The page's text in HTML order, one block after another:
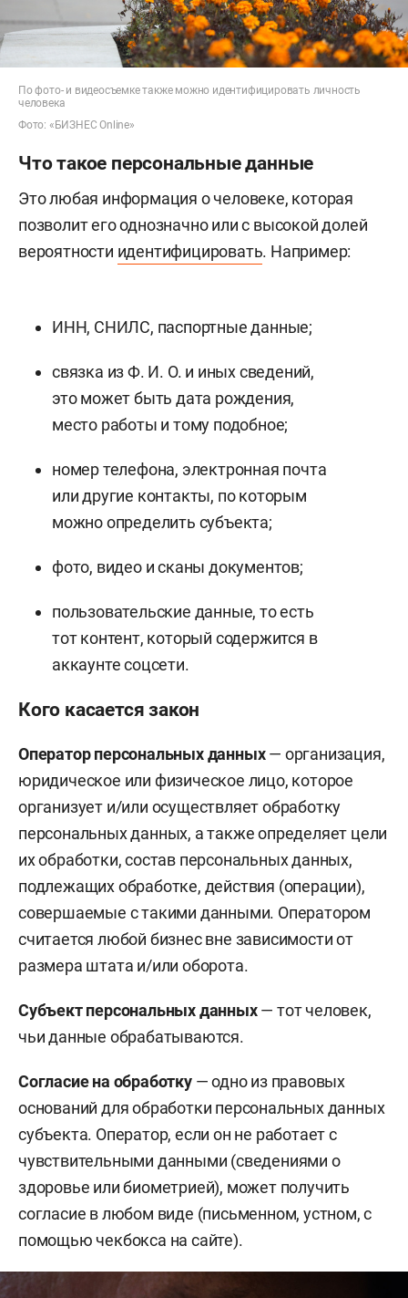
По фото- и видеосъемке также можно идентифицировать личность
человека
Фото: «БИЗНЕС Online»
Что такое персональные данные
Это любая информация о человеке, которая
позволит его однозначно или с высокой долей
вероятности идентифицировать. Например:
ИНН, СНИЛС, паспортные данные;
связка из Ф. И. О. и иных сведений,
это может быть дата рождения,
место работы и тому подобное;
номер телефона, электронная почта
или другие контакты, по которым
можно определить субъекта;
фото, видео и сканы документов;
пользовательские данные, то есть
тот контент, который содержится в
аккаунте соцсети.
Кого касается закон
Оператор персональных данных— организация,
юридическое или физическое лицо, которое
организует и/или осуществляет обработку
персональных данных, а также определяет цели
их обработки, состав персональных данных,
подлежащих обработке, действия (операции),
совершаемые с такими данными. Оператором
считается любой бизнес вне зависимости от
размера штата и/или оборота.
Субъект персональных данных— тот человек,
чьи данные обрабатываются.
Согласие на обработку— одно из правовых
оснований для обработки персональных данных
субъекта. Оператор, если он не работает с
чувствительными данными (сведениями о
здоровье или биометрией), может получить
согласие в любом виде (письменном, устном, с
помощью чекбокса на сайте).